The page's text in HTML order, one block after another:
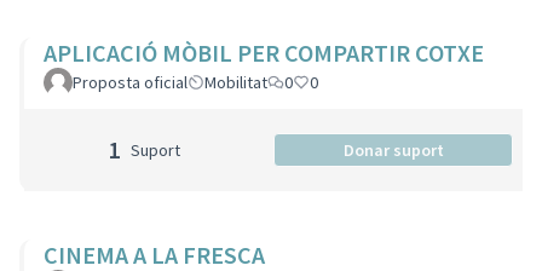
APLICACIÓ MÒBIL PER COMPARTIR COTXE
Proposta oficial Mobilitat 0 0
1 Suport Donar suport
CINEMA A LA FRESCA